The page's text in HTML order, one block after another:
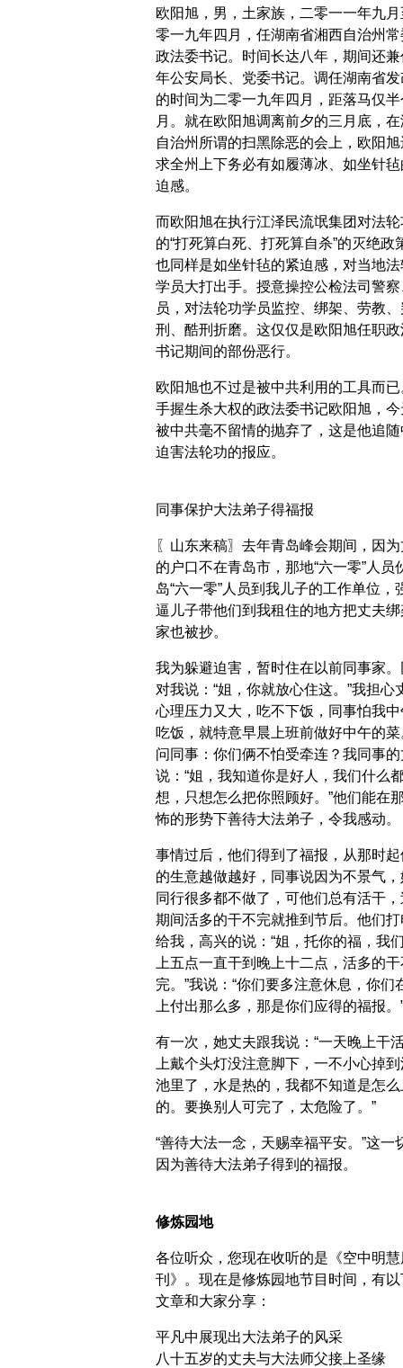
欧阳旭，男，土家族，二零一一年九月
零一九年四月，任湖南省湘西自治州常
政法委书记。时间长达八年，期间还兼
年公安局长、党委书记。调任湖南省发
的时间为二零一九年四月，距落马仅半
月。就在欧阳旭调离前夕的三月底，
自治州所谓的扫黑除恶的会上，欧阳
求全州上下务必有如履薄冰、如坐针毡
迫感。
而欧阳旭在执行江泽民流氓集团对法轮
的“打死算白死、打死算自杀”的灭绝政
也同样是如坐针毡的紧迫感，对当地法
学员大打出手。授意操控公检法司警察
员，对法轮功学员监控、绑架、劳教、
刑、酷刑折磨。这仅仅是欧阳旭任职政
书记期间的部份恶行。
欧阳旭也不过是被中共利用的工具而已
手握生杀大权的政法委书记欧阳旭，今
被中共毫不留情的抛弃了，这是他追随
迫害法轮功的报应。
同事保护大法弟子得福报
〖山东来稿〗去年青岛峰会期间，因
的户口不在青岛市，那地“六一零”人员
岛“六一零”人员到我儿子的工作单位，
逼儿子带他们到我租住的地方把丈夫绑
家也被抄。
我为躲避迫害，暂时住在以前同事家。
对我说：“姐，你就放心住这。”我担心
心理压力又大，吃不下饭，同事怕我中
吃饭，就特意早晨上班前做好中午的菜
问同事：你们俩不怕受牵连？我同事的
说：“姐，我知道你是好人，我们什么
想，只想怎么把你照顾好。”他们能在
怖的形势下善待大法弟子，令我感动。
事情过后，他们得到了福报，从那时起
的生意越做越好，同事说因为不景气，
同行很多都不做了，可他们总有活干
期间活多的干不完就推到节后。他们打
给我，高兴的说：“姐，托你的福，我
上五点一直干到晚上十二点，活多的干
完。”我说：“你们要多注意休息，你们
上付出那么多，那是你们应得的福报。
有一次，她丈夫跟我说：“一天晚上干
上戴个头灯没注意脚下，一不小心掉
池里了，水是热的，我都不知道是怎么
的。要换别人可完了，太危险了。”
“善待大法一念，天赐幸福平安。”这一
因为善待大法弟子得到的福报。
修炼园地
各位听众，您现在收听的是《空中明慧
刊》。现在是修炼园地节目时间，有以
文章和大家分享：
平凡中展现出大法弟子的风采
八十五岁的丈夫与大法师父接上圣缘